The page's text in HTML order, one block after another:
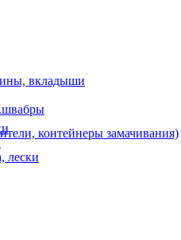
вкладыши
лески
контейнеры замачивания)